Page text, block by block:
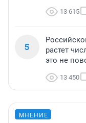
13 615
5
растет
это не
13 450
МНЕНИЕ